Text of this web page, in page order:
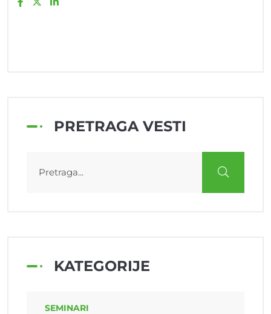
PRETRAGA VESTI
KATEGORIJE
SEMINARI